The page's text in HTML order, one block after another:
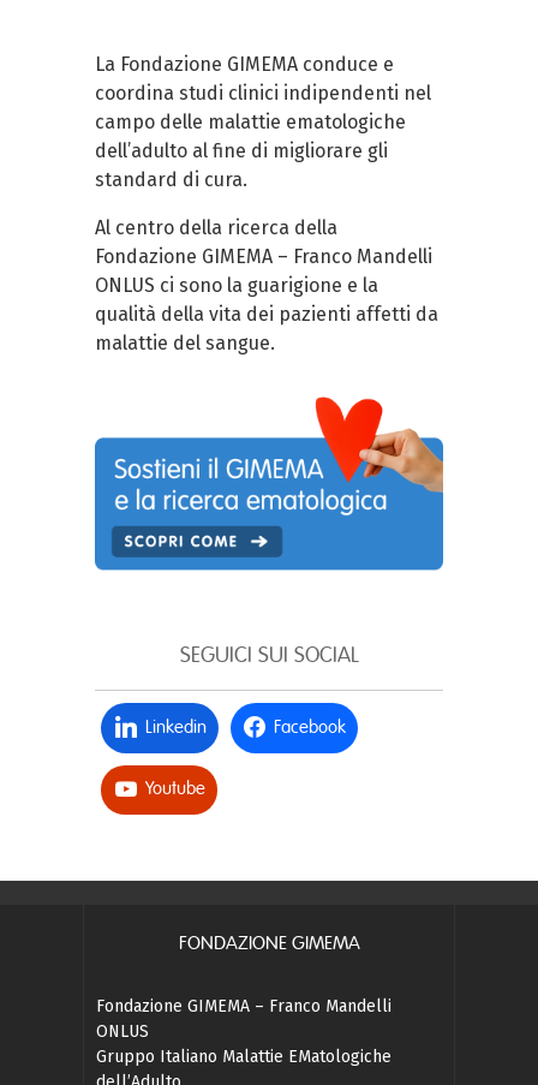
La Fondazione GIMEMA conduce e
coordina studi clinici indipendenti nel
campo delle malattie ematologiche
dell’adulto al fine di migliorare gli
standard di cura.
Al centro della ricerca della
Fondazione GIMEMA – Franco Mandelli
ONLUS ci sono la guarigione e la
qualità della vita dei pazienti affetti da
malattie del sangue.
SEGUICI SUI SOCIAL
Linkedin Facebook
Youtube
FONDAZIONE GIMEMA
Fondazione GIMEMA – Franco Mandelli
ONLUS
Gruppo Italiano Malattie EMatologiche